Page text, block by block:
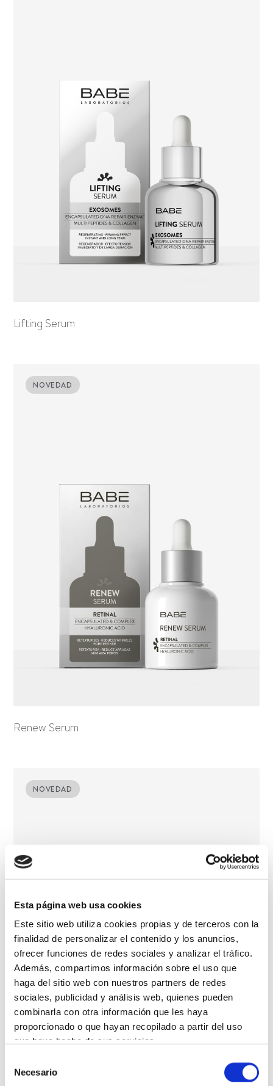
Esta página web usa cookies
Este sitio web utiliza cookies propias y de terceros con la
finalidad de personalizar el contenido y los anuncios,
ofrecer funciones de redes sociales y analizar el tráfico.
Además, compartimos información sobre el uso que
haga del sitio web con nuestros partners de redes
sociales, publicidad y análisis web, quienes pueden
combinarla con otra información que les haya
proporcionado o que hayan recopilado a partir del uso
que haya hecho de sus servicios.
Más información
Necesario
Lifting Serum
NOVEDAD
Renew Serum
NOVEDAD